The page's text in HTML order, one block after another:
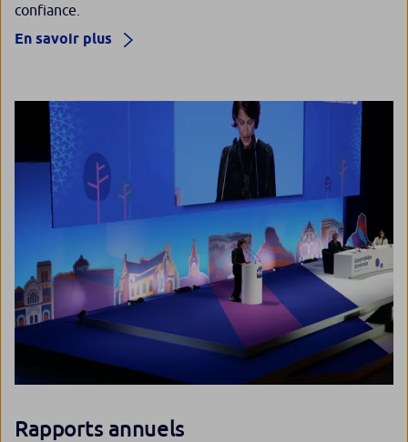
confiance.
En savoir plus
Rapports annuels